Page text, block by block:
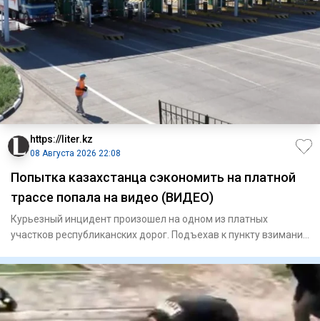
https://liter.kz
08 Августа 2026 22:08
Попытка казахстанца сэкономить на платной
трассе попала на видео (ВИДЕО)
Курьезный инцидент произошел на одном из платных
участков республиканских дорог. Подъехав к пункту взимания